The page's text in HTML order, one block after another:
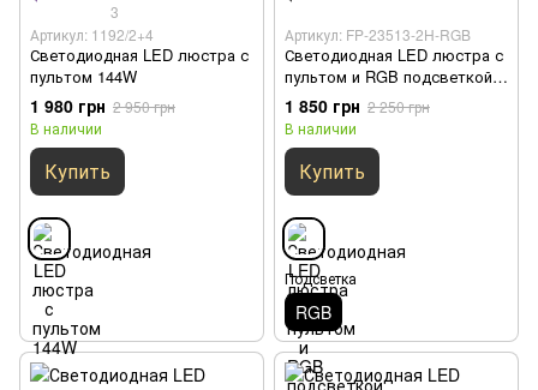
3
Артикул: 1192/2+4
Светодиодная LED люстра с
пультом 144W
1 980 грн 2 950 грн
В наличии
Купить
Артикул: FP-23513-2H-RGB
Светодиодная LED люстра с
пультом и RGB подсветкой
76W
1 850 грн 2 250 грн
В наличии
Купить
Подсветка
RGB